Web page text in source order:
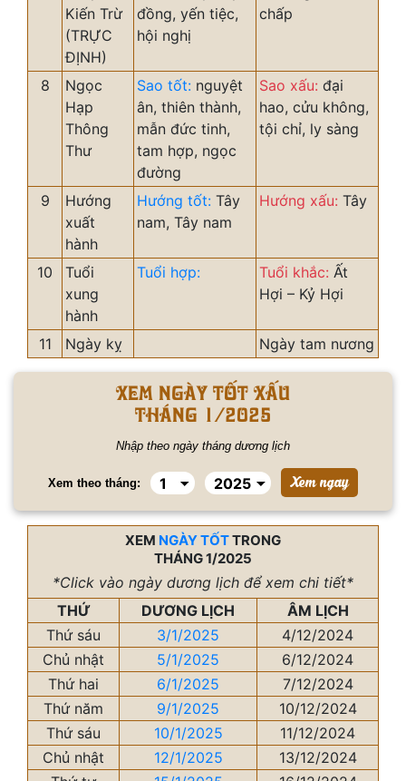
Kiến Trừ
(TRỰC
ĐỊNH)
đồng, yến tiệc,
hội nghị
chấp
8
Ngọc
Hạp
Thông
Thư
Sao tốt: nguyệt
ân, thiên thành,
mẫn đức tinh,
tam hợp, ngọc
đường
Sao xấu: đại
hao, cửu không,
tội chỉ, ly sàng
9
Hướng
xuất
hành
Hướng tốt: Tây
nam, Tây nam
Hướng xấu: Tây
10
Tuổi
xung
hành
Tuổi hợp: Tuổi khắc: Ất
Hợi – Kỷ Hợi
11 Ngày kỵ Ngày tam nương
Xem ngày tốt xấu
tháng 1/2025
Nhập theo ngày tháng dương lịch
Xem theo tháng:
XEM NGÀY TỐTTRONG
THÁNG 1/2025
*Click vào ngày dương lịch để xem chi tiết*
THỨ
DƯƠNG LỊCH
ÂM LỊCH
Thứ sáu
3/1/2025
4/12/2024
Chủ nhật
5/1/2025
6/12/2024
Thứ hai
6/1/2025
7/12/2024
Thứ năm
9/1/2025
10/12/2024
Thứ sáu
10/1/2025
11/12/2024
Chủ nhật
12/1/2025
13/12/2024